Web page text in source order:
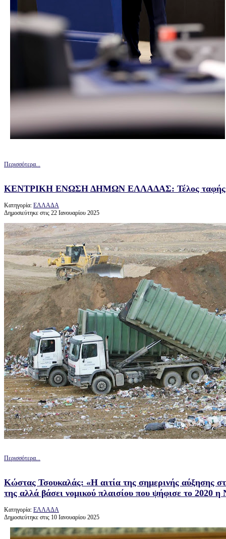
Περισσότερα...
ΚΕΝΤΡΙΚΗ ΕΝΩΣΗ ΔΗΜΩΝ ΕΛΛΑΔΑΣ: Τέλος ταφής:
Κατηγορία: ΕΛΛΑΔΑ
Δημοσιεύτηκε στις 22 Ιανουαρίου 2025
Περισσότερα...
Κώστας Τσουκαλάς: «Η αιτία της σημερινής αύξησης
της αλλά βάσει νομικού πλαισίου που ψήφισε το 2020
Κατηγορία: ΕΛΛΑΔΑ
Δημοσιεύτηκε στις 10 Ιανουαρίου 2025